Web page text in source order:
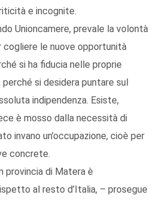
e incognite.
Unioncamere, prevale la volontà
le nuove opportunità
si ha fiducia nelle proprie
si desidera puntare sul
indipendenza. Esiste,
è mosso dalla necessità di
invano un’occupazione, cioè per
concrete.
provincia di Matera è
al resto d’Italia, – prosegue